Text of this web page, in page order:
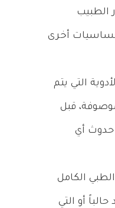
الطبيب
حساسيات أخرى
التي يتم
قبل
حدوث أي
الكامل
أو التي